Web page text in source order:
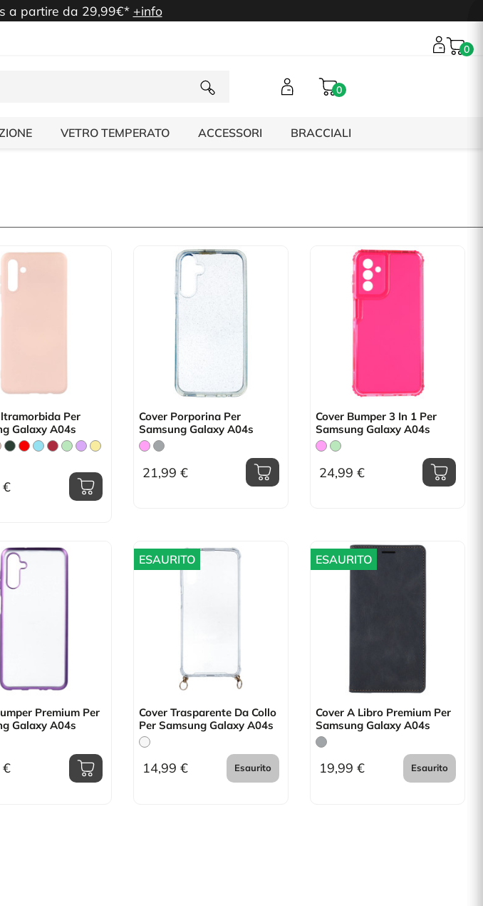
a partire da 29,99€* +info
0
0
VETRO TEMPERATO ACCESSORI BRACCIALI
Per
Galaxy A04s
€
Cover Porporina Per
Samsung Galaxy A04s
21,99 €
Cover Bumper 3 In 1 Per
Samsung Galaxy A04s
24,99 €
Premium Per
Galaxy A04s
€
Cover Trasparente Da Collo
Per Samsung Galaxy A04s
14,99 € Esaurito
ESAURITO
Cover A Libro Premium Per
Samsung Galaxy A04s
19,99 € Esaurito
ESAURITO